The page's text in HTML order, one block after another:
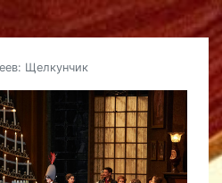
Щелкунчик